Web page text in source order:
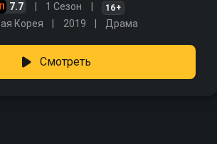
7.7 1 Сезон 16+
Корея 2019 Драма
Смотреть